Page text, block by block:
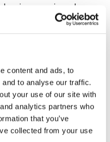
content and ads, to
to analyse our traffic.
your use of our site with
analytics partners who
that you’ve
collected from your use
y gracias a la
actores, realizaron
no pueden
un servicio a
desde sus
les ha
comunicación, de
escolar,